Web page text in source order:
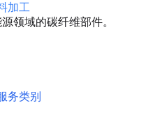
加工
领域的碳纤维部件。
务类别